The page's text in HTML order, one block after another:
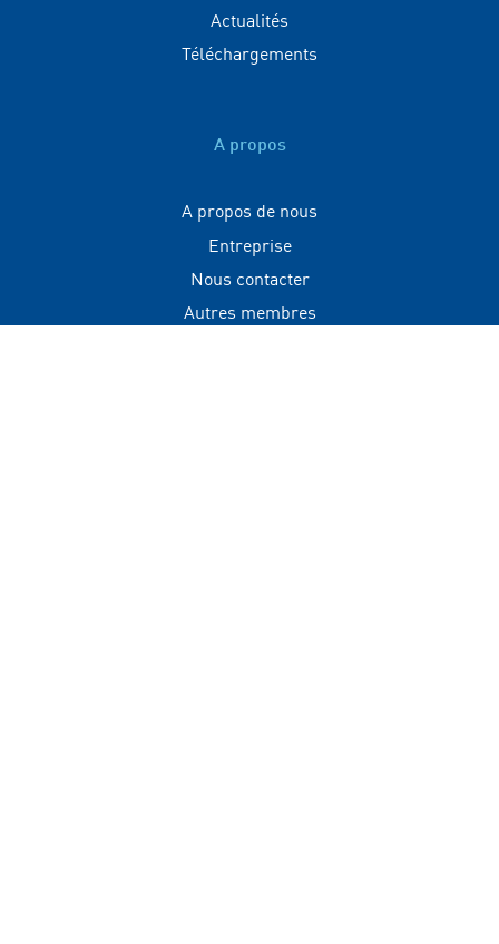
Actualités
Téléchargements
A propos
A propos de nous
Entreprise
Nous contacter
Autres membres